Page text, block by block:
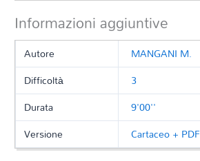
Informazioni aggiuntive
Autore
MANGANI M.
Difficoltà
3
Durata
9'00''
Versione
Cartaceo + PDF